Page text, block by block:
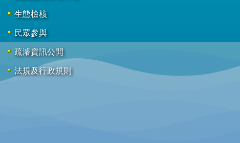
生態檢核
民眾參與
疏濬資訊公開
法規及行政規則